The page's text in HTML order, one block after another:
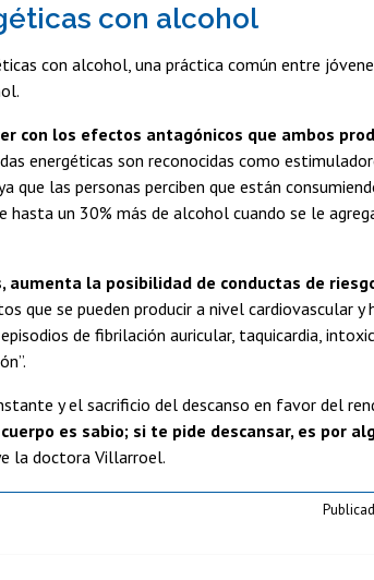
con alcohol
con alcohol, una práctica común entre
con los efectos antagónicos que ambos
energéticas son reconocidas como
que las personas perciben que están
un 30% más de alcohol cuando se le
aumenta la posibilidad de conductas de
que se pueden producir a nivel cardiovascular
de fibrilación auricular, taquicardia,
y el sacrificio del descanso en favor del
es sabio; si te pide descansar, es por
la doctora Villarroel.